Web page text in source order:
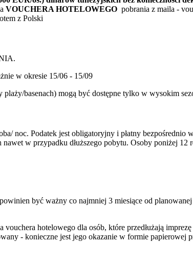
VOUCHERA HOTELOWEGO pobrania z maila -
z Polski
w okresie 15/06 - 15/09
basenach) mogą być dostępne tylko w wysokim
noc. Podatek jest obligatoryjny i płatny
w przypadku dłuższego pobytu. Osoby poniżej
być ważny co najmniej 3 miesiące od
hotelowego dla osób, które przedłużają
- konieczne jest jego okazanie w formie papierowej